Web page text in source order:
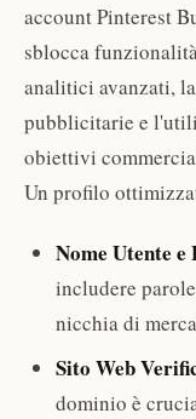
account Pinterest
sblocca
analitici avanzati,
pubblicitarie e
obiettivi
Un profilo
Nome Utente
includere
nicchia di
Sito Web
dominio è